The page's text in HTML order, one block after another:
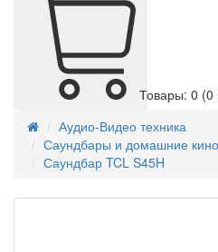
Товары: 0 (0
Аудио-Видео техника
Саундбары и домашние
Саундбар TCL S45H